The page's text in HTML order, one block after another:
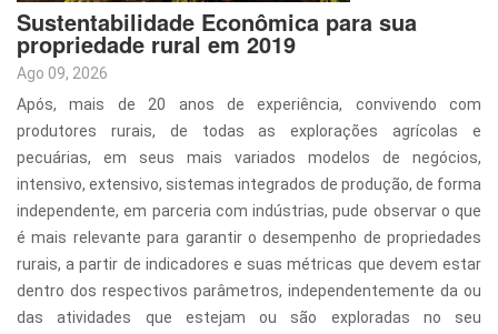
Sustentabilidade Econômica para sua
propriedade rural em 2019
Ago 09, 2026
Após, mais de 20 anos de experiência, convivendo com
produtores rurais, de todas as explorações agrícolas e
pecuárias, em seus mais variados modelos de negócios,
intensivo, extensivo, sistemas integrados de produção, de forma
independente, em parceria com indústrias, pude observar o que
é mais relevante para garantir o desempenho de propriedades
rurais, a partir de indicadores e suas métricas que devem estar
dentro dos respectivos parâmetros, independentemente da ou
das atividades que estejam ou são exploradas no seu